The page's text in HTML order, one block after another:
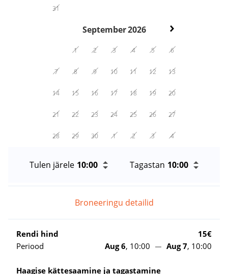
31
September2026
1 2 3 4 5 6
7 8 9 10 11 12 13
14 15 16 17 18 19 20
21 22 23 24 25 26 27
28 29 30 1 2 3 4
Tulen järele Tagastan
Broneeringu detailid
Rendi hind
15€
Periood
Aug 6, 10:00 Aug 7, 10:00
Haagise kättesaamine ja tagastamine